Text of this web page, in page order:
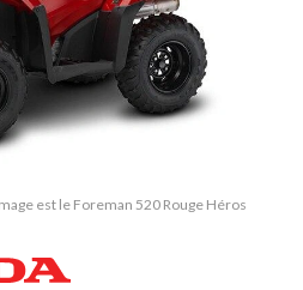
est le Foreman 520 Rouge Héros